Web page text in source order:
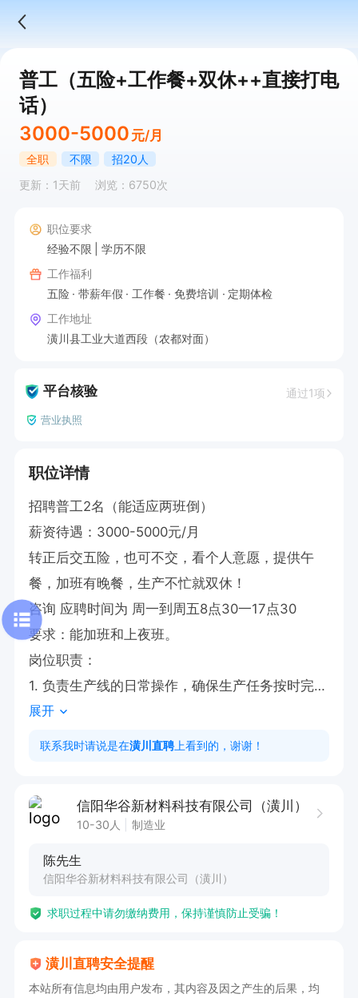
普工（五险+工作餐+双休++直接打电
话）
3000-5000 元/月
全职 不限
招20人
更新：1天前
浏览：6750次
职位要求
经验不限
学历不限
工作福利
五险
带薪年假 工作餐 免费培训
定期体检
工作地址
潢川县工业大道西段（农都对面）
平台核验 通过1项
营业执照
职位详情
招聘普工2名（能适应两班倒）
薪资待遇：3000-5000元/月
转正后交五险，也可不交，看个人意愿，提供午
餐，加班有晚餐，生产不忙就双休！
咨询 应聘时间为 周一到周五8点30一17点30
要求：能加班和上夜班。
岗位职责：
1. 负责生产线的日常操作，确保生产任务按时完
成。
2. 严格按照操作规程进行生产作业，保证产品质
境整洁有序。
决问题。
有意向请直接电话联系，请告知在潢川直聘看到
的，谢谢！
展开
联系我时请说是在潢川直聘 上看到的，谢谢！
信阳华谷新材料科技有限公司（潢川）
10-30人 制造业
陈先生
信阳华谷新材料科技有限公司（潢川）
求职过程中请勿缴纳费用，保持谨慎防止受骗！
潢川直聘安全提醒
本站所有信息均由用户发布，其内容及因之产生的后果，均